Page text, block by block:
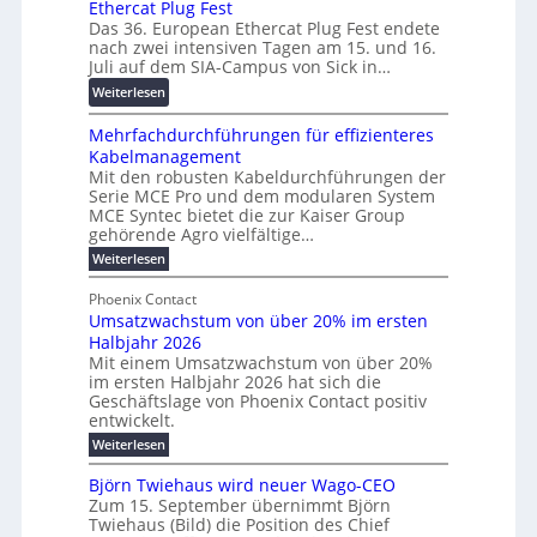
r
e
n
z
n
g
s
f
ö
e
r
u
n
g
b
r
a
u
c
h
t
m
e
r
T
7
w
i
r
d
z
u
m
E
n
e
r
g
u
b
f
ü
r
m
o
d
e
r
i
t
e
r
e
n
t
w
i
c
k
e
l
e
N
H
-
S
i
c
h
e
r
u
Ethercat Plug Fest
Das 36. European Ethercat Plug Fest endete
nach zwei intensiven Tagen am 15. und 16.
Juli auf dem SIA-Campus von Sick in…
Weiterlesen:
R
e
k
o
r
d
b
e
e
i
l
i
g
u
n
g
b
e
i
Mehrfachdurchführungen für effizienteres
Kabelmanagement
Mit den robusten Kabeldurchführungen der
Serie MCE Pro und dem modularen System
MCE Syntec bietet die zur Kaiser Group
gehörende Agro vielfältige…
Weiterlesen:
M
h
r
f
a
c
h
d
u
r
c
f
ü
h
Phoenix Contact
Umsatzwachstum von über 20% im ersten
Halbjahr 2026
Mit einem Umsatzwachstum von über 20%
im ersten Halbjahr 2026 hat sich die
Geschäftslage von Phoenix Contact positiv
entwickelt.
Weiterlesen:
U
m
s
a
t
Björn Twiehaus wird neuer Wago-CEO
Zum 15. September übernimmt Björn
Twiehaus (Bild) die Position des Chief